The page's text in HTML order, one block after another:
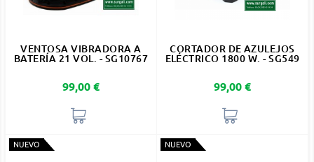
VENTOSA VIBRADORA A
BATERÍA 21 VOL. - SG10767
Precio
99,00 €
CORTADOR DE AZULEJOS
ELÉCTRICO 1800 W. - SG549
Precio
99,00 €
NUEVO NUEVO